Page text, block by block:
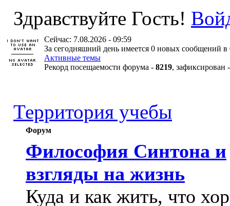
Здравствуйте Гость!
Сейчас: 7.08.2026 - 09:59
За сегодняшний день имеется 0 новых сообщений в
Активные темы
Рекорд посещаемости форума - 8219, зафиксирован
Территория учебы
Форум
Философия Синтона и
взгляды на жизнь
Куда и как жить, что